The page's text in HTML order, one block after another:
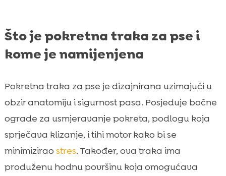
Što je pokretna traka za pse i
kome je namijenjena
Pokretna traka za pse je dizajnirana uzimajući u
obzir anatomiju i sigurnost pasa. Posjeduje bočne
ograde za usmjeravanje pokreta, podlogu koja
sprječava klizanje, i tihi motor kako bi se
minimizirao stres. Također, ova traka ima
produženu hodnu površinu koja omogućava